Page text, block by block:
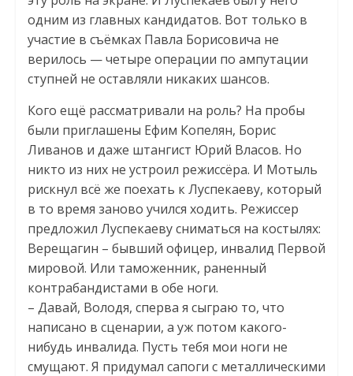
одним из главных кандидатов. Вот только в
участие в съёмках Павла Борисовича не
верилось — четыре операции по ампутации
ступней не оставляли никаких шансов.
Кого ещё рассматривали на роль? На пробы
были приглашены Ефим Копелян, Борис
Ливанов и даже штангист Юрий Власов. Но
никто из них не устроил режиссёра. И Мотыль
рискнул всё же поехать к Луспекаеву, который
в то время заново учился ходить. Режиссер
предложил Луспекаеву сниматься на костылях:
Верещагин – бывший офицер, инвалид Первой
мировой. Или таможенник, раненный
контрабандистами в обе ноги.
– Давай, Володя, сперва я сыграю то, что
написано в сценарии, а уж потом какого-
нибудь инвалида. Пусть тебя мои ноги не
смущают. Я придумал сапоги с металлическими